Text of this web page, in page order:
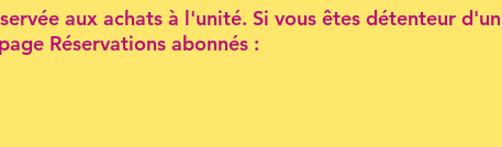
aux achats à l'unité. Si vous êtes détenteur d'un
Réservations abonnés :